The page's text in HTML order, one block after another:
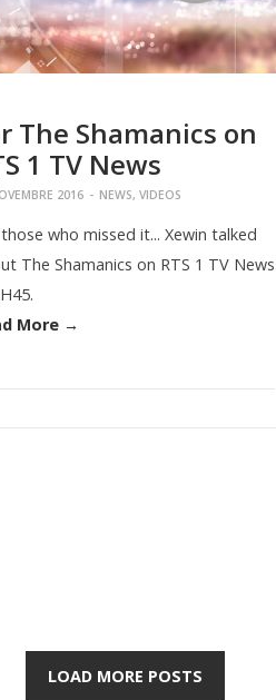
The Shamanics on
1 TV News
2016 - NEWS, VIDEOS
who missed it... Xewin talked
The Shamanics on RTS 1 TV News
More →
LOAD MORE POSTS